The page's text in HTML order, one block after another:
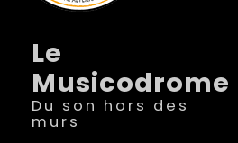
Le
Musicodrome
Du son hors des
murs